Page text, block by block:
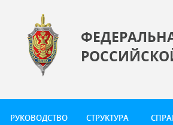
РУКОВОДСТВО СТРУКТУРА